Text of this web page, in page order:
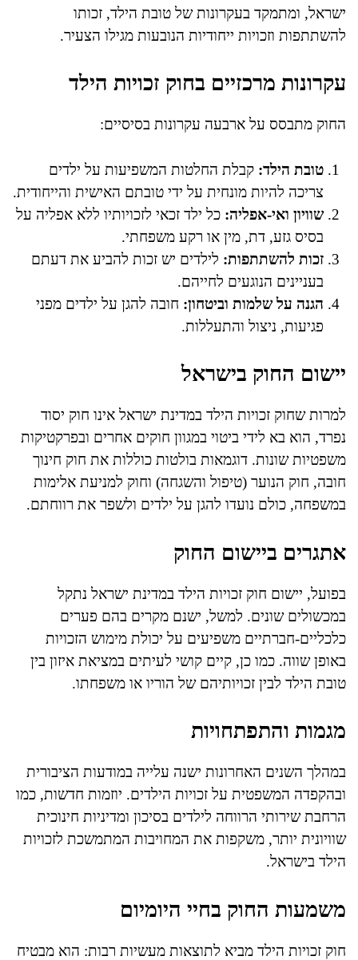
ישראל, ומתמקד בעקרונות של טובת הילד, זכותו
להשתתפות וזכויות ייחודיות הנובעות מגילו הצעיר.
עקרונות מרכזיים בחוק זכויות הילד
החוק מתבסס על ארבעה עקרונות בסיסיים:
טובת הילד: קבלת החלטות המשפיעות על ילדים
צריכה להיות מונחית על ידי טובתם האישית והייחודית.
שוויון ואי-אפליה: כל ילד זכאי לזכויותיו ללא אפליה על
בסיס גזע, דת, מין או רקע משפחתי.
זכות להשתתפות: לילדים יש זכות להביע את דעתם
בעניינים הנוגעים לחייהם.
הגנה על שלמות וביטחון: חובה להגן על ילדים מפני
פגיעות, ניצול והתעללות.
יישום החוק בישראל
למרות שחוק זכויות הילד במדינת ישראל אינו חוק יסוד
נפרד, הוא בא לידי ביטוי במגוון חוקים אחרים ובפרקטיקות
משפטיות שונות. דוגמאות בולטות כוללות את חוק חינוך
חובה, חוק הנוער (טיפול והשגחה) וחוק למניעת אלימות
במשפחה, כולם נועדו להגן על ילדים ולשפר את רווחתם.
אתגרים ביישום החוק
בפועל, יישום חוק זכויות הילד במדינת ישראל נתקל
במכשולים שונים. למשל, ישנם מקרים בהם פערים
כלכליים-חברתיים משפיעים על יכולת מימוש הזכויות
באופן שווה. כמו כן, קיים קושי לעיתים במציאת איזון בין
טובת הילד לבין זכויותיהם של הוריו או משפחתו.
מגמות והתפתחויות
במהלך השנים האחרונות ישנה עלייה במודעות הציבורית
ובהקפדה המשפטית על זכויות הילדים. יוזמות חדשות, כמו
הרחבת שירותי הרווחה לילדים בסיכון ומדיניות חינוכית
שוויונית יותר, משקפות את המחויבות המתמשכת לזכויות
הילד בישראל.
משמעות החוק בחיי היומיום
חוק זכויות הילד מביא לתוצאות מעשיות רבות: הוא מבטיח